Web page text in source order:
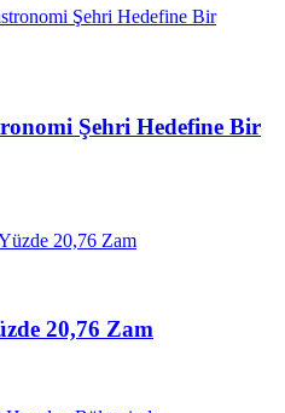
Şehri Hedefine Bir
20,76 Zam